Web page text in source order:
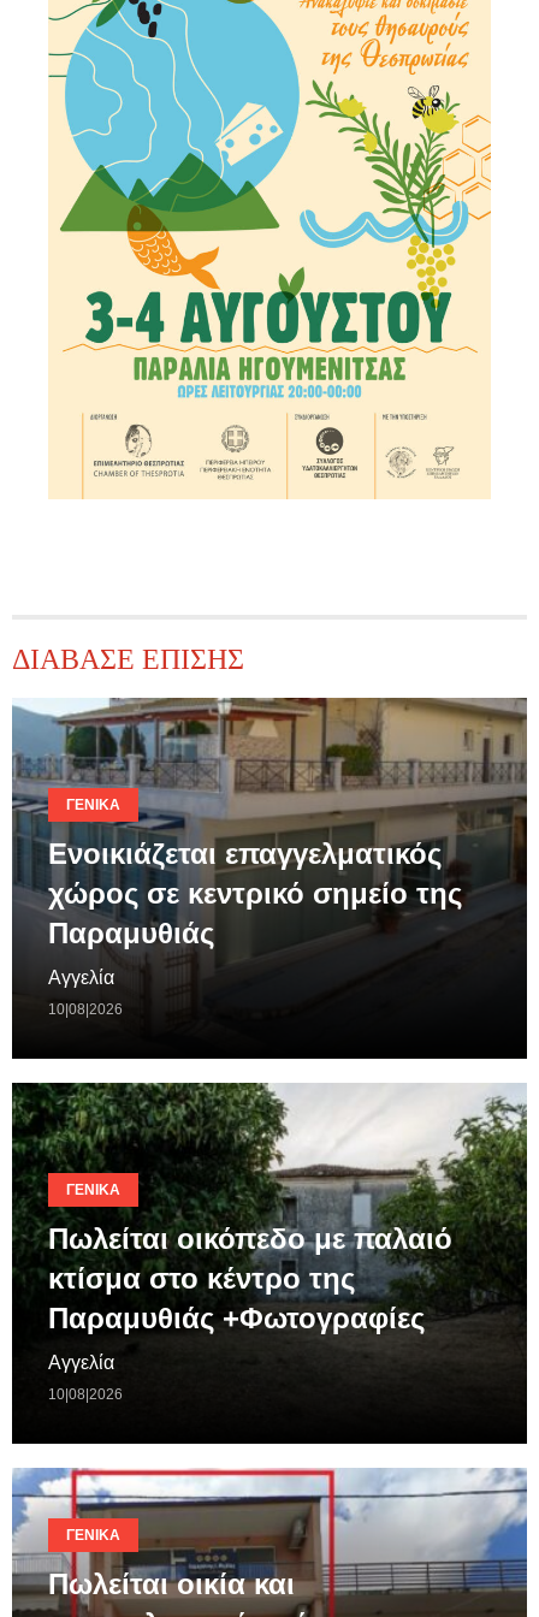
ΔΙΑΒΑΣΕ ΕΠΙΣΗΣ
ΓΕΝΙΚΆ
Ενοικιάζεται επαγγελματικός
χώρος σε κεντρικό σημείο της
Παραμυθιάς
Αγγελία
10|08|2026
ΓΕΝΙΚΆ
Πωλείται οικόπεδο με παλαιό
κτίσμα στο κέντρο της
Παραμυθιάς +Φωτογραφίες
Αγγελία
10|08|2026
ΓΕΝΙΚΆ
Πωλείται οικία και